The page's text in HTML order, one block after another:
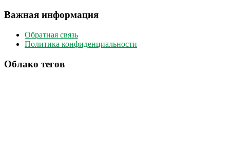
Важная информация
Обратная связь
Политика конфиденциальности
Облако тегов